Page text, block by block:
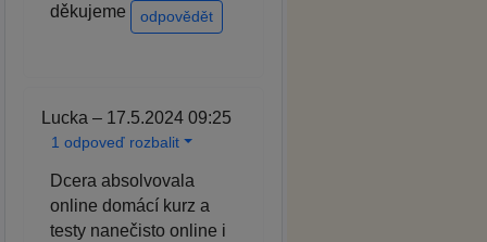
děkujeme
odpovědět
Lucka – 17.5.2024 09:25
1 odpoveď rozbalit
Dcera absolvovala
online domácí kurz a
testy nanečisto online i